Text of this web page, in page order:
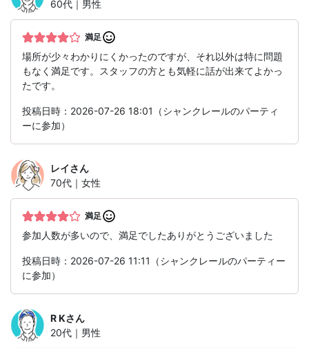
60代｜男性
満足
場所が少々わかりにくかったのですが、それ以外は特に問題
もなく満足です。スタッフの方とも気軽に話が出来てよかっ
たです。
投稿日時：2026-07-26 18:01（シャンクレールのパーティ
ーに参加）
レイさん
70代｜女性
満足
参加人数が多いので、満足でしたありがとうございました
投稿日時：2026-07-26 11:11（シャンクレールのパーティー
に参加）
R Kさん
20代｜男性